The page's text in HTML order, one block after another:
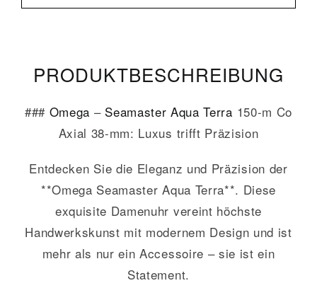
PRODUKT­­BESCHREIBUNG
### Omega – Seamaster Aqua Terra 150-m Co
Axial 38-mm: Luxus trifft Präzision
Entdecken Sie die Eleganz und Präzision der
**Omega Seamaster Aqua Terra**. Diese
exquisite Damenuhr vereint höchste
Handwerkskunst mit modernem Design und ist
mehr als nur ein Accessoire – sie ist ein
Statement.